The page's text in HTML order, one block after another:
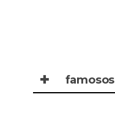
✚ famosos